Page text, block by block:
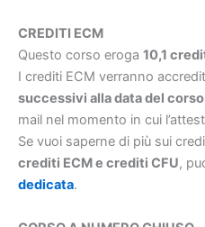
CREDITI ECM
Questo corso eroga 10,1
I crediti ECM verranno
successivi alla data del corso
mail nel momento in cui
Se vuoi saperne di più sui
crediti ECM e crediti CFU,
dedicata.